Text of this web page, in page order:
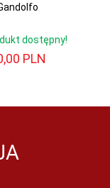
dostępny!
00 PLN